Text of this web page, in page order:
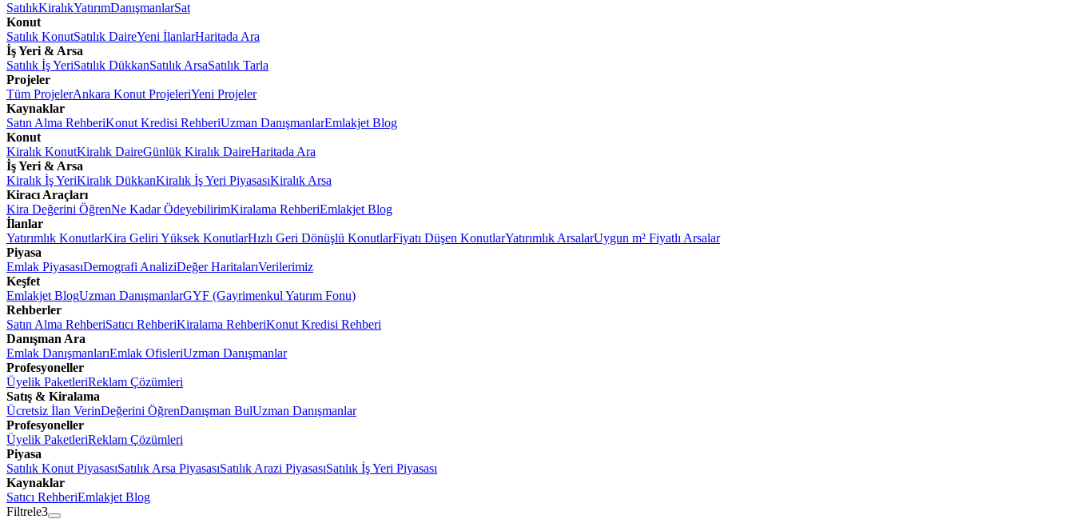
SatılıkKiralıkYatırımDanışmanlarSat
Konut
Satılık KonutSatılık DaireYeni İlanlarHaritada Ara
İş Yeri & Arsa
Satılık İş YeriSatılık DükkanSatılık ArsaSatılık Tarla
Projeler
Tüm ProjelerAnkara Konut ProjeleriYeni Projeler
Kaynaklar
Satın Alma RehberiKonut Kredisi RehberiUzman DanışmanlarEmlakjet Blog
Konut
Kiralık KonutKiralık DaireGünlük Kiralık DaireHaritada Ara
İş Yeri & Arsa
Kiralık İş YeriKiralık DükkanKiralık İş Yeri PiyasasıKiralık Arsa
Kiracı Araçları
Kira Değerini ÖğrenNe Kadar ÖdeyebilirimKiralama RehberiEmlakjet Blog
İlanlar
Yatırımlık KonutlarKira Geliri Yüksek KonutlarHızlı Geri Dönüşlü KonutlarFiyatı Düşen KonutlarYatırımlık ArsalarUygun m² Fiyatlı Arsalar
Piyasa
Emlak PiyasasıDemografi AnaliziDeğer HaritalarıVerilerimiz
Keşfet
Emlakjet BlogUzman DanışmanlarGYF (Gayrimenkul Yatırım Fonu)
Rehberler
Satın Alma RehberiSatıcı RehberiKiralama RehberiKonut Kredisi Rehberi
Danışman Ara
Emlak DanışmanlarıEmlak OfisleriUzman Danışmanlar
Profesyoneller
Üyelik PaketleriReklam Çözümleri
Satış & Kiralama
Ücretsiz İlan VerinDeğerini ÖğrenDanışman BulUzman Danışmanlar
Profesyoneller
Üyelik PaketleriReklam Çözümleri
Piyasa
Satılık Konut PiyasasıSatılık Arsa PiyasasıSatılık Arazi PiyasasıSatılık İş Yeri Piyasası
Kaynaklar
Satıcı RehberiEmlakjet Blog
Filtrele3